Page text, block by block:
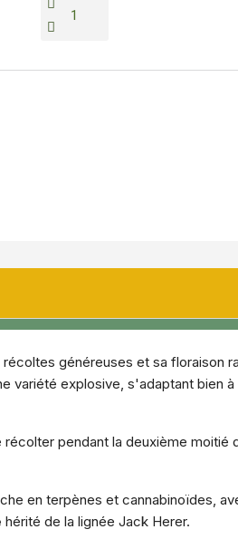
généreuses et sa floraison
variété explosive, s'adaptant bien à
pendant la deuxième moitié
en terpènes et cannabinoïdes,
hérité de la lignée Jack Herer.